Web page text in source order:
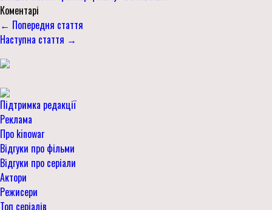
Коментарі
← Попередня стаття
Наступна стаття →
Підтримка редакції
Реклама
Про kinowar
Відгуки про фільми
Відгуки про серіали
Актори
Режисери
Топ серіалів